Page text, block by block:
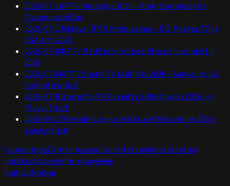
2026-07-16IPTV Hungária 2026 – Árak, Csomagok és
Összehasonlítás
2026-07-13Magyar IPTV Amerikában – Élő Magyar TV az
USA-ban 2026
2026-07-08IPTV M3U8 playlist beállítása 5 perc alatt |
2026
2026-07-06IPTV Smart TV beállítás 2026 – Samsung, LG,
Sony útmutató
2026-07-01Legjobb IPTV Lejátszó Windowsra 2026 – 6
Player Teszt
2026-06-27Premier League élő közvetítés online 2026 –
kábel nélkül
FőoldalBlogGYIKFelhasználási feltételekVisszatérítési
politikaAdatvédelmi irányelvek
EnglishMagyar